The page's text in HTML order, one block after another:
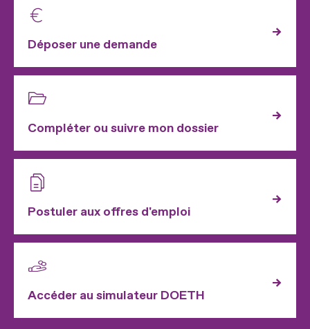
Déposer une demande
Compléter ou suivre mon dossier
Postuler aux offres d'emploi
Accéder au simulateur DOETH